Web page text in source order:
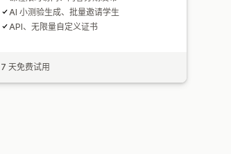
AI 小测验生成、批量邀请学生
API、无限量自定义证书
7 天免费试用